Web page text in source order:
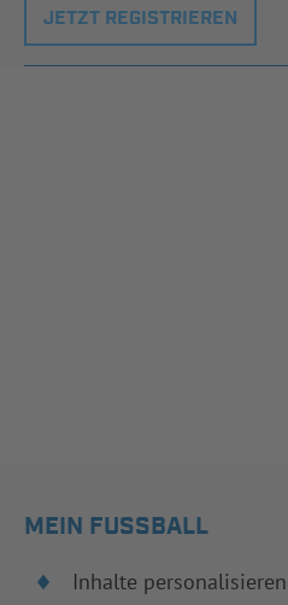
JETZT REGISTRIEREN
MEIN FUSSBALL
Inhalte